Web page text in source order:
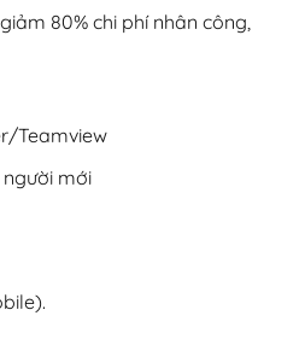
80% chi phí nhân công,
Teamview
mới